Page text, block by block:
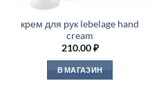
крем для рук lebelage hand
cream
210.00₽
В МАГАЗИН